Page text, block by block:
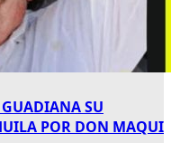
SU
POR DON MAQUI